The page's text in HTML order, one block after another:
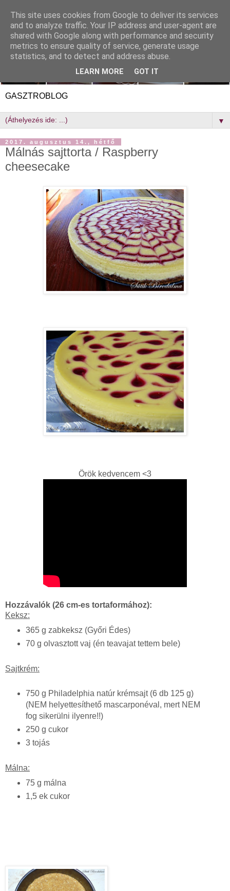
GASZTROBLOG
▼
2017. augusztus 14., hétfő
Málnás sajttorta / Raspberry
cheesecake
Örök kedvencem <3
Hozzávalók (26 cm-es tortaformához):
Keksz:
365 g zabkeksz (Győri Édes)
70 g olvasztott vaj (én teavajat tettem bele)
Sajtkrém:
750 g Philadelphia natúr krémsajt (6 db 125 g)
(NEM helyettesíthető mascarponéval, mert NEM
fog sikerülni ilyenre!!)
250 g cukor
3 tojás
Málna:
75 g málna
1,5 ek cukor
This site uses cookies from Google to deliver its services
and to analyze traffic. Your IP address and user-agent are
shared with Google along with performance and security
metrics to ensure quality of service, generate usage
statistics, and to detect and address abuse.
LEARN MORE GOT IT